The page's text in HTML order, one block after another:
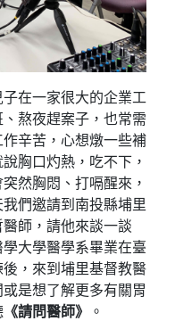
在一家很大的企業工
熬夜趕案子，也常需
辛苦，心想燉一些補
胸口灼熱，吃不下，
然胸悶、打嗝醒來，
們邀請到南投縣埔里
師，請他來談一談
學大學醫學系畢業在臺
，來到埔里基督教醫
是想了解更多有關胃
《請問醫師》
。